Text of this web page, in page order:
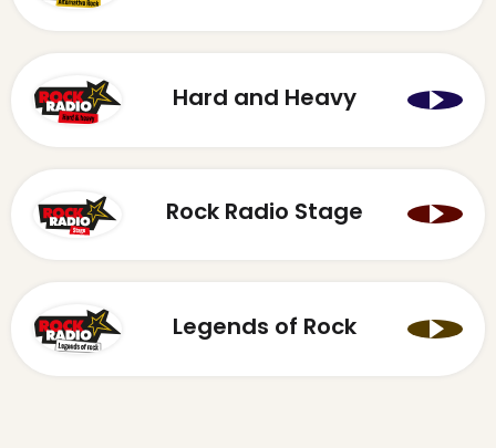
Hard and Heavy
Rock Radio Stage
Legends of Rock